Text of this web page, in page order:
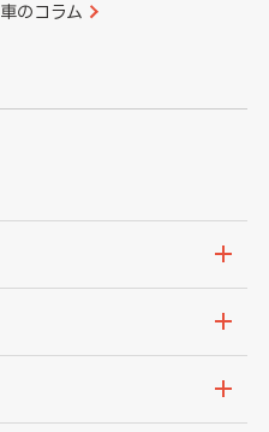
車のコラム